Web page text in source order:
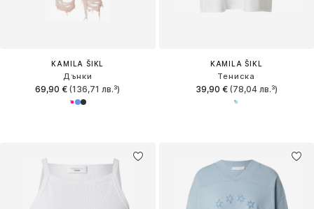
KAMILA ŠIKL
Дънки
69,90 € (136,71 лв.³)
KAMILA ŠIKL
Тениска
39,90 €(78,04 лв.³)